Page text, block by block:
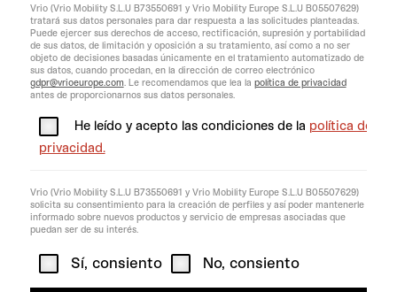
Vrio (Vrio Mobility S.L.U B73550691 y Vrio Mobility Europe S.L.U B05507629)
tratará sus datos personales para dar respuesta a las solicitudes planteadas.
Puede ejercer sus derechos de acceso, rectificación, supresión y portabilidad
de sus datos, de limitación y oposición a su tratamiento, así como a no ser
objeto de decisiones basadas únicamente en el tratamiento automatizado de
sus datos, cuando procedan, en la dirección de correo electrónico
gdpr@vrioeurope.com . Le recomendamos que lea la política de privacidad
antes de proporcionarnos sus datos personales.
He leído y acepto las condiciones de la política de
privacidad.
Vrio (Vrio Mobility S.L.U B73550691 y Vrio Mobility Europe S.L.U B05507629)
solicita su consentimiento para la creación de perfiles y así poder mantenerle
informado sobre nuevos productos y servicio de empresas asociadas que
puedan ser de su interés.
Sí, consiento No, consiento